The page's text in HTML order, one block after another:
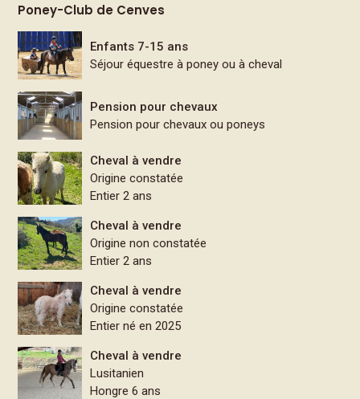
Poney-Club de Cenves
Enfants 7-15 ans
Séjour équestre à poney ou à cheval
Pension pour chevaux
Pension pour chevaux ou poneys
Cheval à vendre
Origine constatée
Entier 2 ans
Cheval à vendre
Origine non constatée
Entier 2 ans
Cheval à vendre
Origine constatée
Entier né en 2025
Cheval à vendre
Lusitanien
Hongre 6 ans